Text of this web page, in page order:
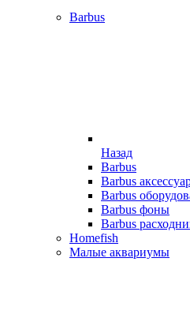
Barbus
Назад
Barbus
Barbus
Barbus
Barbus фоны
Barbus
Homefish
Малые аквариумы